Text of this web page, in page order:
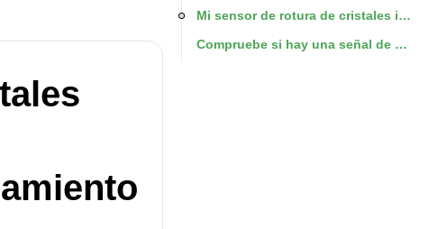
Mi sensor de rotura de cristales
Compruebe si hay una señal de batería